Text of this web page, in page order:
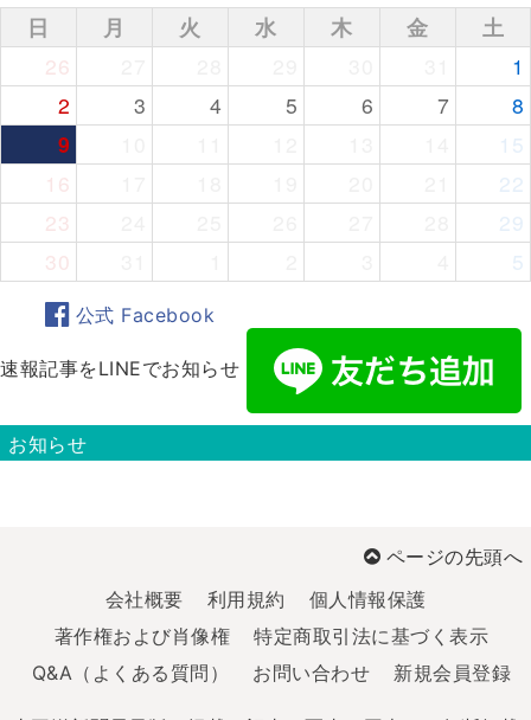
日 月 火 水 木 金
土
26
1
2
3 4 5 6 7
8
9
15
16
22
23
29
30
5
公式 Facebook
速報記事をLINEでお知らせ
お知らせ
ページの先頭へ
会社概要
利用規約
個人情報保護
著作権および肖像権
特定商取引法に基づく表示
Q&A（よくある質問）
お問い合わせ 新規会員登録